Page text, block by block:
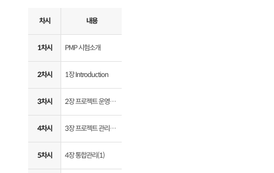
차시 내용
1차시 PMP 시험소개
2차시 1장 Introduction
3차시 2장 프로젝트 운영환경
4차시 3장 프로젝트 관리자의 역할
5차시 4장 통합관리(1)